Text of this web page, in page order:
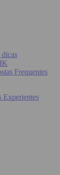
dicas
Frequentes
Experientes